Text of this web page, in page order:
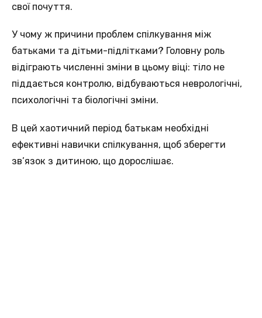
свої почуття.
У чому ж причини проблем спілкування між
батьками та дітьми-підлітками? Головну роль
відіграють численні зміни в цьому віці: тіло не
піддається контролю, відбуваються неврологічні,
психологічні та біологічні зміни.
В цей хаотичний період батькам необхідні
ефективні навички спілкування, щоб зберегти
зв’язок з дитиною, що дорослішає.